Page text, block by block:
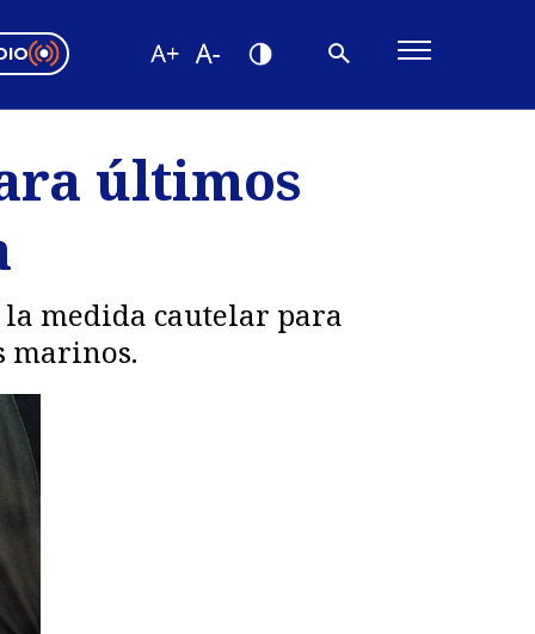
últimos
medida cautelar para
marinos.